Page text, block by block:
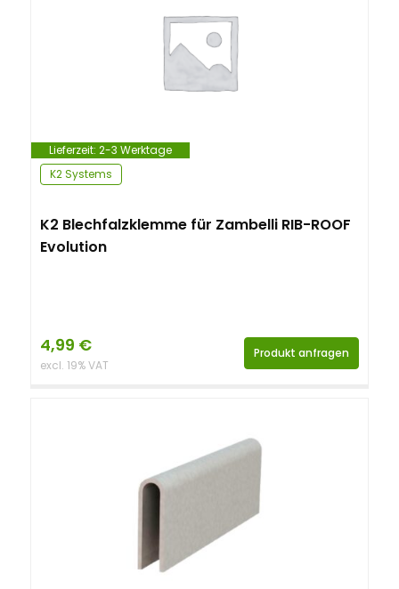
Lieferzeit: 2-3 Werktage
K2 Systems
K2 Blechfalzklemme für Zambelli RIB-ROOF
Evolution
4,99 €
excl. 19% VAT
Produkt anfragen